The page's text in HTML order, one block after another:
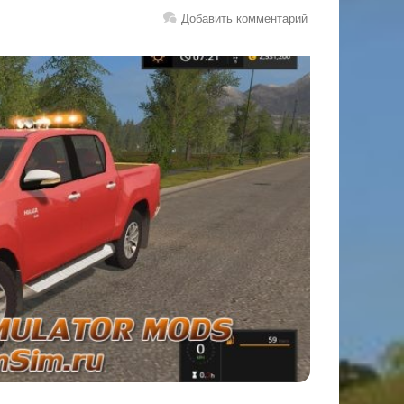
Добавить комментарий